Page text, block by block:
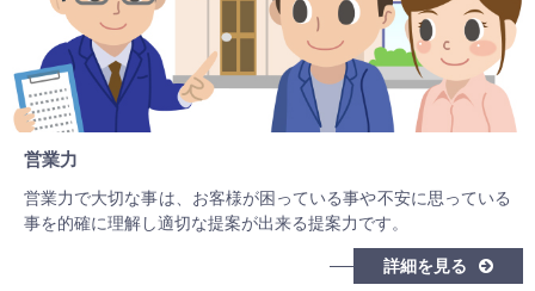
営業力
営業力で大切な事は、お客様が困っている事や不安に思っている
事を的確に理解し適切な提案が出来る提案力です。
詳細を見る